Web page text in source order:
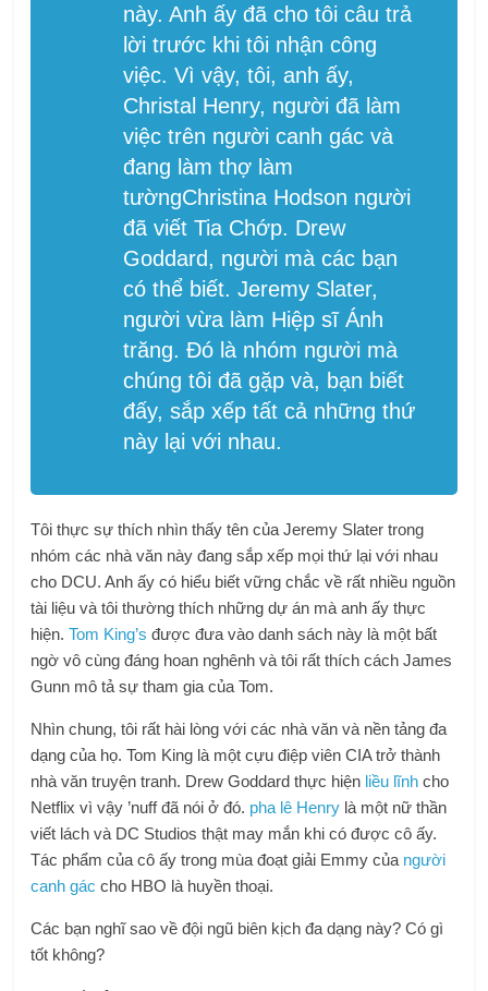
này. Anh ấy đã cho tôi câu trả
lời trước khi tôi nhận công
việc. Vì vậy, tôi, anh ấy,
Christal Henry, người đã làm
việc trên người canh gác và
đang làmthợ làm
tườngChristina Hodson người
đã viếtTia Chớp. Drew
Goddard, người mà các bạn
có thể biết. Jeremy Slater,
người vừa làm Hiệp sĩ Ánh
trăng. Đó là nhóm người mà
chúng tôi đã gặp và, bạn biết
đấy, sắp xếp tất cả những thứ
này lại với nhau.
Tôi thực sự thích nhìn thấy tên của Jeremy Slater trong
nhóm các nhà văn này đang sắp xếp mọi thứ lại với nhau
cho DCU. Anh ấy có hiểu biết vững chắc về rất nhiều nguồn
tài liệu và tôi thường thích những dự án mà anh ấy thực
hiện.Tom King’s được đưa vào danh sách này là một bất
ngờ vô cùng đáng hoan nghênh và tôi rất thích cách James
Gunn mô tả sự tham gia của Tom.
Nhìn chung, tôi rất hài lòng với các nhà văn và nền tảng đa
dạng của họ. Tom King là một cựu điệp viên CIA trở thành
nhà văn truyện tranh. Drew Goddard thực hiện liều lĩnh cho
Netflix vì vậy ’nuff đã nói ở đó. pha lê Henry là một nữ thần
viết lách và DC Studios thật may mắn khi có được cô ấy.
Tác phẩm của cô ấy trong mùa đoạt giải Emmy của người
canh gác cho HBO là huyền thoại.
Các bạn nghĩ sao về đội ngũ biên kịch đa dạng này? Có gì
tốt không?